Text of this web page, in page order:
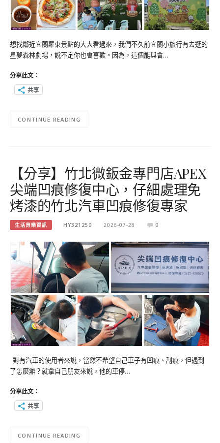
想找鄰近宜蘭羅東景點的大大看過來，我們不久前宜蘭小旅行有去逛的
星夢森林劇場，說不定你也會喜歡。因為，這個能與會…
分享此文：
共享
CONTINUE READING
【分享】竹北微鈑金專門店APEX
尖端凹痕修復中心，仔細處理免
烤漆的竹北汽車凹痕修復專家
生活育樂資訊 HY321250 2026-07-28 0
對有汽車的使用者來說，當然不希望自己車子有凹痕、刮痕，但遇到
了怎麼辦？就拿自己朋友來說，他的車停…
分享此文：
共享
CONTINUE READING